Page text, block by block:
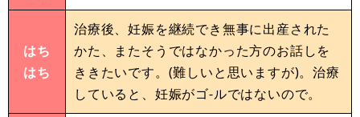
はち
はち
治療後、妊娠を継続でき無事に出産された
かた、またそうではなかった方のお話しを
ききたいです。(難しいと思いますが)。治療
していると、妊娠がゴ-ルではないので。